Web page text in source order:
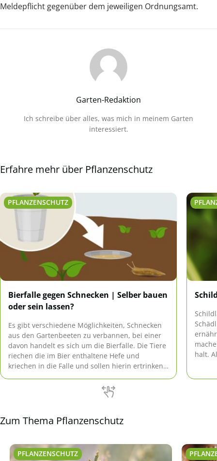
Meldepflicht gegenüber dem jeweiligen Ordnungsamt.
Garten-Redaktion
Ich schreibe über alles, was mich in meinem Garten
interessiert.
Erfahre mehr über Pflanzenschutz
PFLANZENSCHUTZ
Bierfalle gegen Schnecken | Selber bauen
oder sein lassen?
Es gibt verschiedene Möglichkeiten, Schnecken
aus den Gartenbeeten zu verbannen, bei einer
davon handelt es sich um die Bierfalle. Die Tiere
riechen die im Bier enthaltene Hefe und
kriechen in die Falle und sollen hierin ertrinken.
halt.
Zum Thema Pflanzenschutz
PFLANZENSCHUTZ